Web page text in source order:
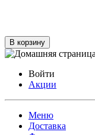
В корзину
Войти
Акции
Меню
Доставка